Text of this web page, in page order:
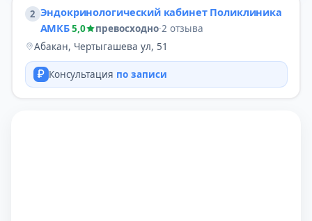
2 Эндокринологический кабинет Поликлиника
АМКБ5,0 превосходно·2 отзыва
Абакан, Чертыгашева ул, 51
Консультация по записи